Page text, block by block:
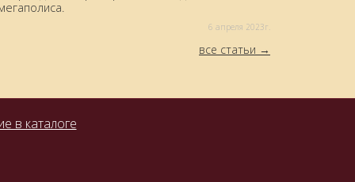
6 aпреля 2023г.
все статьи
в каталоге